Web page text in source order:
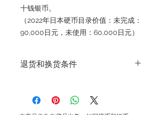
十钱银币。
（2022年日本硬币目录价值：未完成：
90,000日元，未使用：60,000日元）
退货和换货条件
满意。鉴于我们所售产品的特殊性，原则